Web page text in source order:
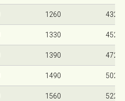
1260 4320
1330 4520
1390 4720
1490 5020
1560 5220